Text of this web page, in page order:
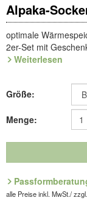
Alpaka-
optimale
2er-Set mit
Luxuriöse Wohlfühl-
optimal wärmen
Alpakawolle mit
Für SIE und IHN.
Größen =
(39-42),
Weiterlesen
Größe:
Menge:
alle Preise inkl. MwSt./